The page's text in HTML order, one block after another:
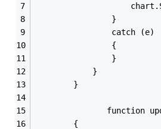
                }
                catch (e)
                {
                }
            }
        }
function
        {